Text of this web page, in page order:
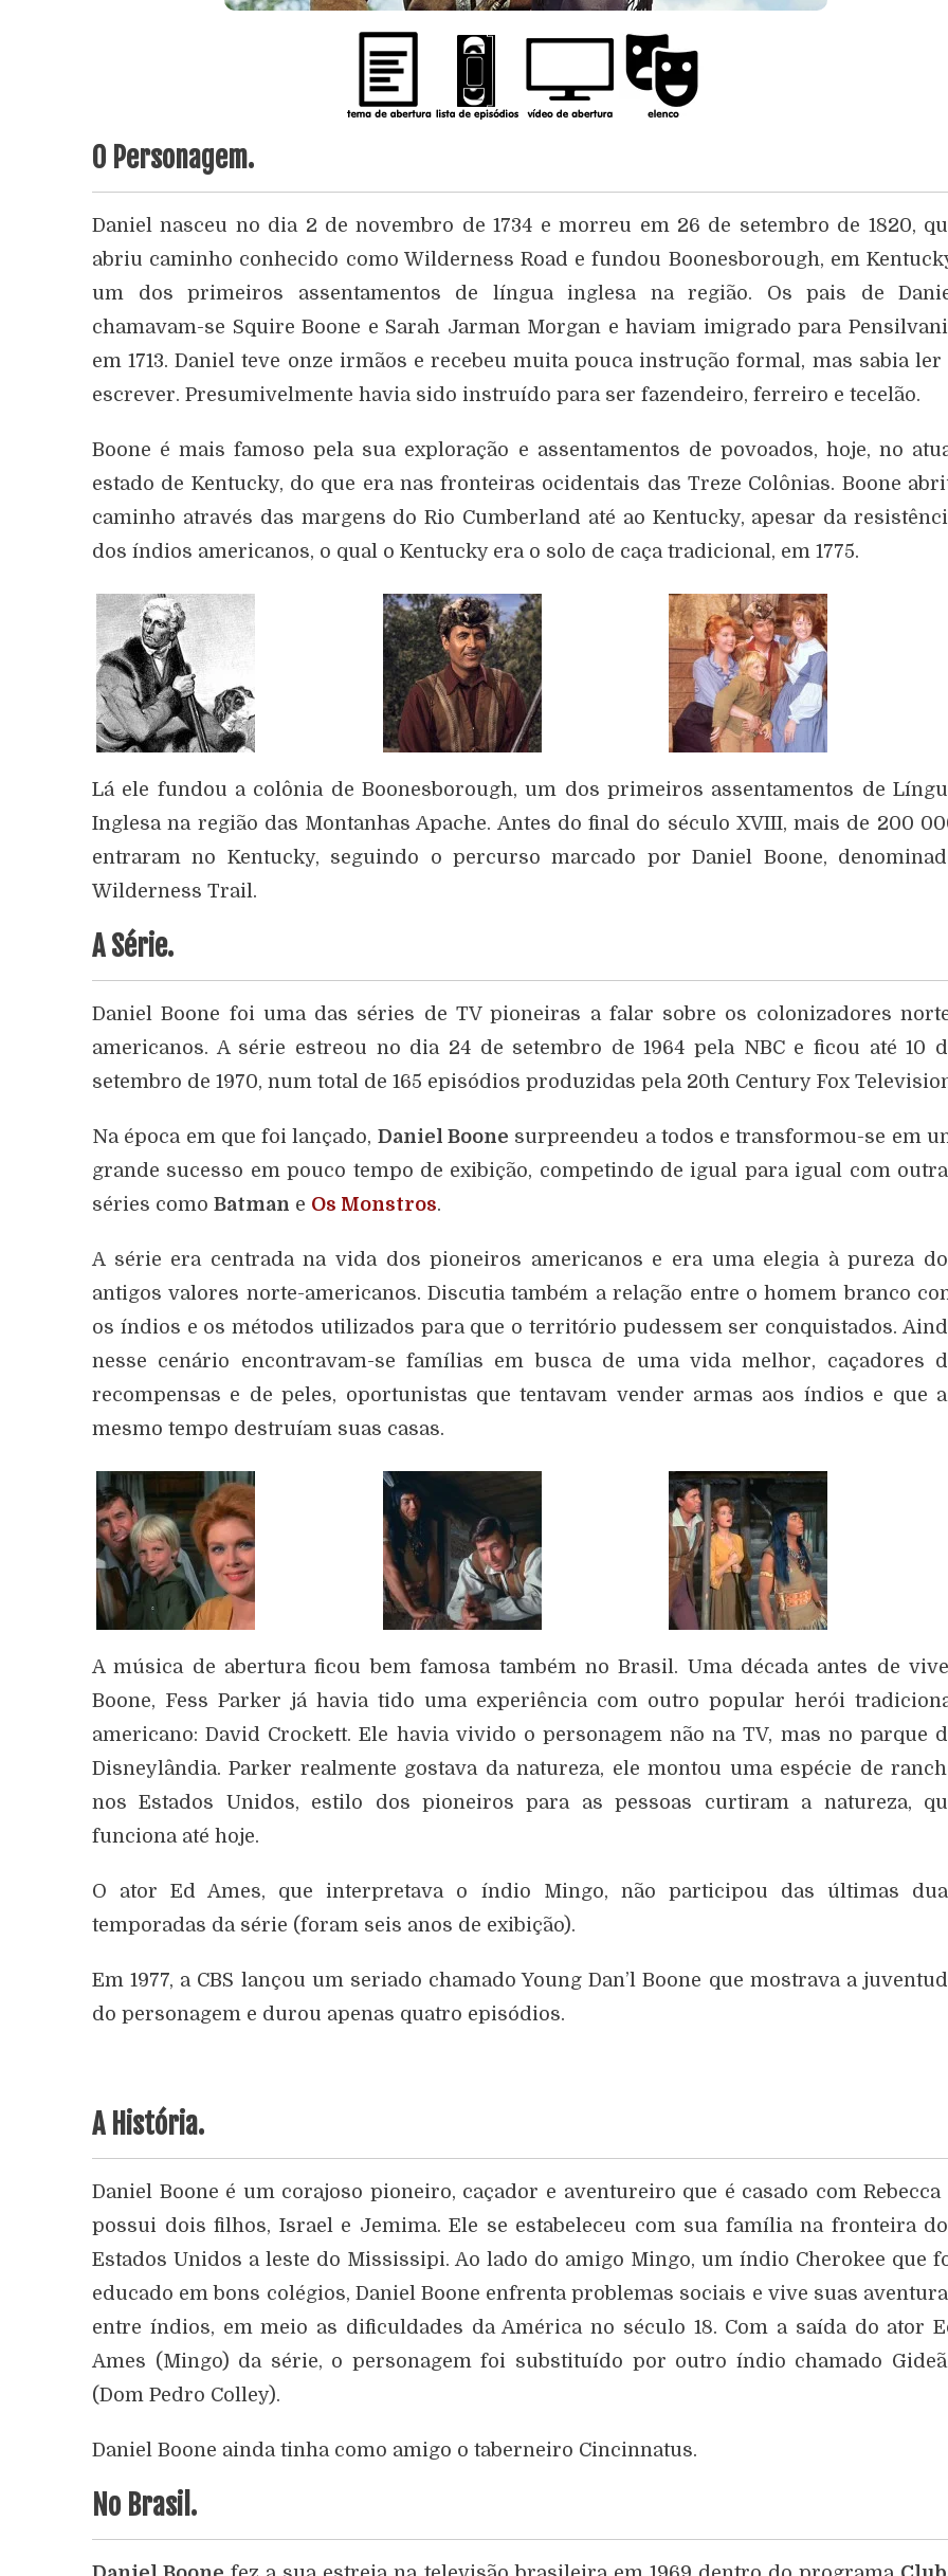
O Personagem.
Daniel nasceu no dia 2 de novembro de 1734 e morreu em 26 de setembro de 1820,
abriu caminho conhecido como Wilderness Road e fundou Boonesborough, em
um dos primeiros assentamentos de língua inglesa na região. Os pais de
chamavam-se Squire Boone e Sarah Jarman Morgan e haviam imigrado para
em 1713. Daniel teve onze irmãos e recebeu muita pouca instrução formal, mas sabia ler
escrever. Presumivelmente havia sido instruído para ser fazendeiro, ferreiro e tecelão.
Boone é mais famoso pela sua exploração e assentamentos de povoados, hoje, no
estado de Kentucky, do que era nas fronteiras ocidentais das Treze Colônias. Boone
caminho através das margens do Rio Cumberland até ao Kentucky, apesar da
dos índios americanos, o qual o Kentucky era o solo de caça tradicional, em 1775.
Lá ele fundou a colônia de Boonesborough, um dos primeiros assentamentos de
Inglesa na região das Montanhas Apache. Antes do final do século XVIII, mais de 200
entraram no Kentucky, seguindo o percurso marcado por Daniel Boone,
Wilderness Trail.
A Série.
Daniel Boone foi uma das séries de TV pioneiras a falar sobre os colonizadores
americanos. A série estreou no dia 24 de setembro de 1964 pela NBC e ficou até 10
setembro de 1970, num total de 165 episódios produzidas pela 20th Century Fox
Na época em que foi lançado, Daniel Boone surpreendeu a todos e transformou-se em
grande sucesso em pouco tempo de exibição, competindo de igual para igual com
séries como Batman e Os Monstros.
A série era centrada na vida dos pioneiros americanos e era uma elegia à pureza
antigos valores norte-americanos. Discutia também a relação entre o homem branco
os índios e os métodos utilizados para que o território pudessem ser conquistados.
nesse cenário encontravam-se famílias em busca de uma vida melhor, caçadores
recompensas e de peles, oportunistas que tentavam vender armas aos índios e que
mesmo tempo destruíam suas casas.
A música de abertura ficou bem famosa também no Brasil. Uma década antes de
Boone, Fess Parker já havia tido uma experiência com outro popular herói
americano: David Crockett. Ele havia vivido o personagem não na TV, mas no parque
Disneylândia. Parker realmente gostava da natureza, ele montou uma espécie de
nos Estados Unidos, estilo dos pioneiros para as pessoas curtiram a natureza,
funciona até hoje.
O ator Ed Ames, que interpretava o índio Mingo, não participou das últimas
temporadas da série (foram seis anos de exibição).
Em 1977, a CBS lançou um seriado chamado Young Dan’l Boone que mostrava a
do personagem e durou apenas quatro episódios.
A História.
Daniel Boone é um corajoso pioneiro, caçador e aventureiro que é casado com Rebecca
possui dois filhos, Israel e Jemima. Ele se estabeleceu com sua família na fronteira
Estados Unidos a leste do Mississipi. Ao lado do amigo Mingo, um índio Cherokee que
educado em bons colégios, Daniel Boone enfrenta problemas sociais e vive suas
entre índios, em meio as dificuldades da América no século 18. Com a saída do ator
Ames (Mingo) da série, o personagem foi substituído por outro índio chamado
(Dom Pedro Colley).
Daniel Boone ainda tinha como amigo o taberneiro Cincinnatus.
No Brasil.